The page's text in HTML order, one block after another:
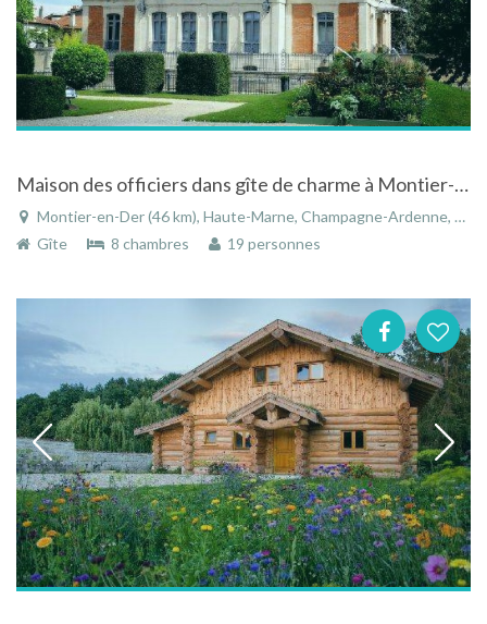
Maison des officiers dans gîte de charme à Montier-en-Der en Haute-Marne en Champagne-Ardenne
Montier-en-Der (46 km), Haute-Marne, Champagne-Ardenne, Grand Est, France
Gîte
8 chambres 19 personnes